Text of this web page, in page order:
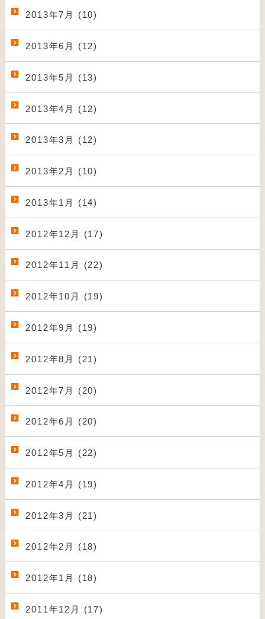
2013年7月 (10)
2013年6月 (12)
2013年5月 (13)
2013年4月 (12)
2013年3月 (12)
2013年2月 (10)
2013年1月 (14)
2012年12月 (17)
2012年11月 (22)
2012年10月 (19)
2012年9月 (19)
2012年8月 (21)
2012年7月 (20)
2012年6月 (20)
2012年5月 (22)
2012年4月 (19)
2012年3月 (21)
2012年2月 (18)
2012年1月 (18)
2011年12月 (17)